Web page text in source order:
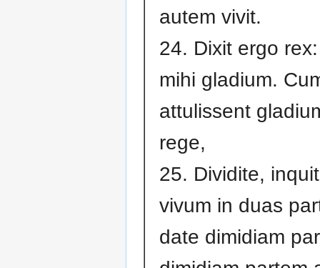
autem vivit.
24. Dixit ergo
mihi gladium.
attulissent
rege,
25. Dividite,
vivum in duas
date dimidiam